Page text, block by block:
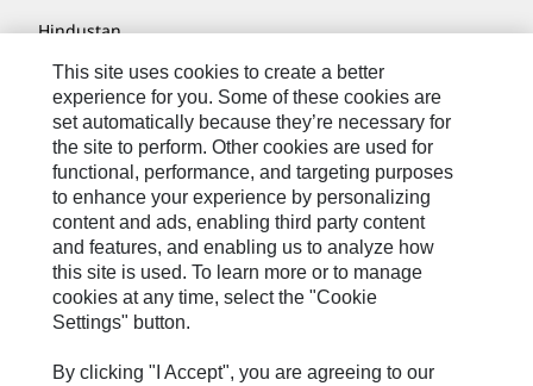
Hindustan
MaK
MWM
Perkins
Progress Rail
SEM
Solar Turbines
SPM Oil & Gas
Turner Powertrain Systems
This site uses cookies to create a better
experience for you. Some of these cookies are
set automatically because they’re necessary for
the site to perform. Other cookies are used for
functional, performance, and targeting purposes
to enhance your experience by personalizing
content and ads, enabling third party content
and features, and enabling us to analyze how
this site is used. To learn more or to manage
cookies at any time, select the "Cookie
Settings" button.
By clicking "I Accept", you are agreeing to our